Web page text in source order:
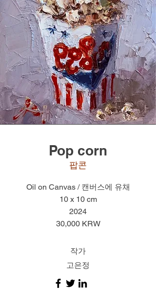
Pop corn
​팝콘
Oil on Canvas / 캔버스에 유채
10 x 10 cm
2024
30,000 KRW
작가
고은정